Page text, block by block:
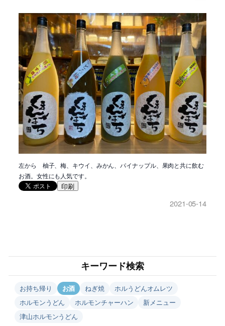
左から 柚子、梅、キウイ、みかん、パイナップル、果肉と共に飲む
お酒。女性にも人気です。
印刷
2021-05-14
キーワード検索
お持ち帰り お酒 ねぎ焼
ホルうどんオムレツ
ホルモンうどん
ホルモンチャーハン
新メニュー
津山ホルモンうどん